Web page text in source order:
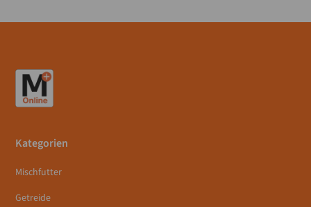
Kategorien
Mischfutter
Getreide